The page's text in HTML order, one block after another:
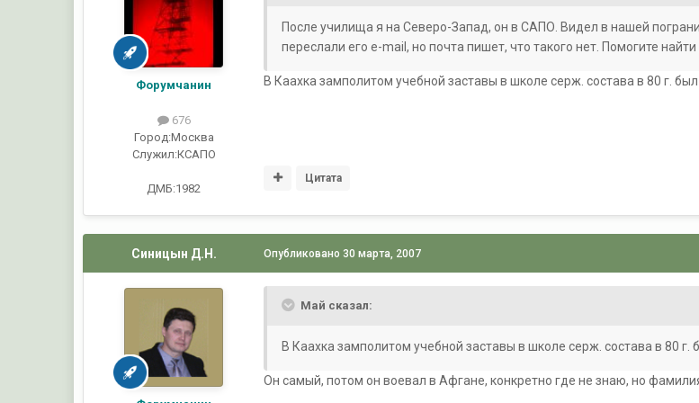
Форумчанин
676
Город:Москва
Служил:КСАПО
ДМБ:1982
После училища я на Северо-Запад, он в САПО. Видел в нашей
переслали его e-mail, но почта пишет, что такого нет. Помогите
В Каахка замполитом учебной заставы в школе серж. состава в 80 г.
Цитата
Синицын Д.Н. Опубликовано 30 марта, 2007
Май сказал:
В Каахка замполитом учебной заставы в школе серж. состава в 80 г.
Он самый, потом он воевал в Афгане, конкретно где не знаю, но